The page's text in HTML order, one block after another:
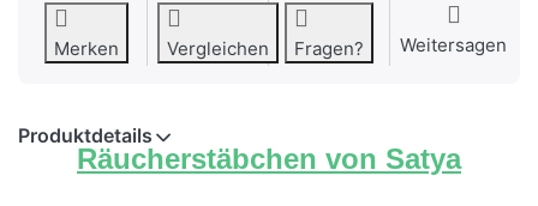
Merken Vergleichen Fragen? Weitersagen
Produktdetails
Räucherstäbchen von Satya